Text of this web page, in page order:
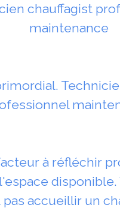
chauffagist
maintenance
à réfléchir
accueillir un